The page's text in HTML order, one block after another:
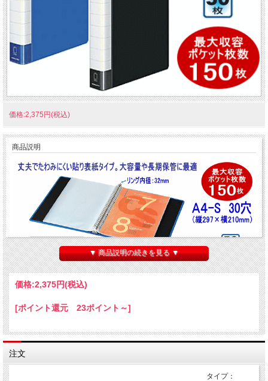
価格:2,375円(税込)
商品説明
▼ 商品説明の続きを見る ▼
価格:2,375円(税込)
[ポイント還元 23ポイント～]
注文
タイプ：